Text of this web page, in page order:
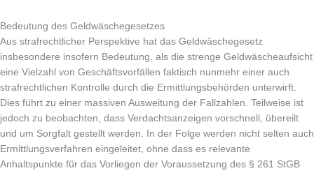
Bedeutung des Geldwäschegesetzes
Aus strafrechtlicher Perspektive hat das Geldwäschegesetz
insbesondere insofern Bedeutung, als die strenge Geldwäscheaufsicht
eine Vielzahl von Geschäftsvorfällen faktisch nunmehr einer auch
strafrechtlichen Kontrolle durch die Ermittlungsbehörden unterwirft.
Dies führt zu einer massiven Ausweitung der Fallzahlen. Teilweise ist
jedoch zu beobachten, dass Verdachtsanzeigen vorschnell, übereilt
und um Sorgfalt gestellt werden. In der Folge werden nicht selten auch
Ermittlungsverfahren eingeleitet, ohne dass es relevante
Anhaltspunkte für das Vorliegen der Voraussetzung des § 261 StGB